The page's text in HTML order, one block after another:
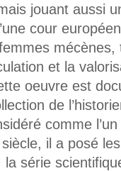
jouant aussi
cour
et la
oeuvre est
de
comme
il a posé
la série